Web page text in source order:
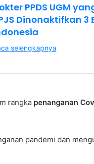
PPDS UGM
Dinonaktifkan 3
selengkapnya
rangka penanganan
pandemi dan